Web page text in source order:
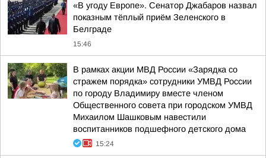
«В угоду Европе». Сенатор Джабаров назвал
показным тёплый приём Зеленского в
Белграде
15:46
В рамках акции МВД России «Зарядка со
стражем порядка» сотрудники УМВД России
по городу Владимиру вместе членом
Общественного совета при городском УМВД
Михаилом Шашковым навестили
воспитанников подшефного детского дома
15:24